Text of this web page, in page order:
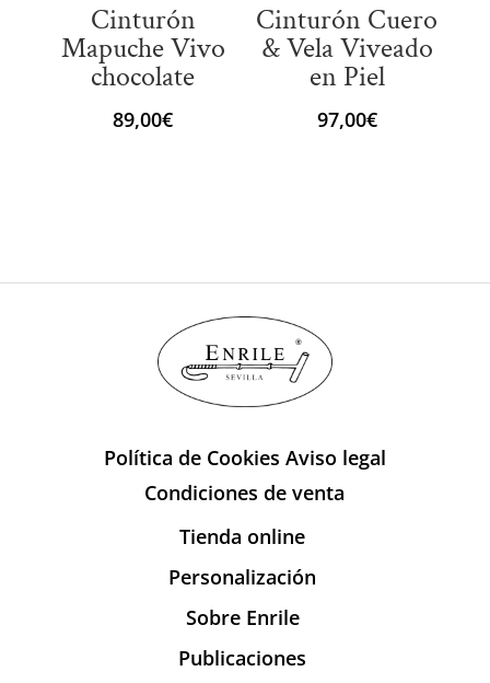
Cinturón
Mapuche Vivo
chocolate
89,00€
Cinturón Cuero
& Vela Viveado
en Piel
97,00€
Política de Cookies Aviso legal
Condiciones de venta
Tienda online
Personalización
Sobre Enrile
Publicaciones